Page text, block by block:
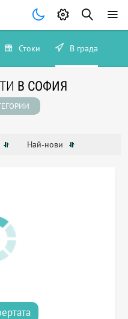
Стоки В града
В СОФИЯ
Най-нови